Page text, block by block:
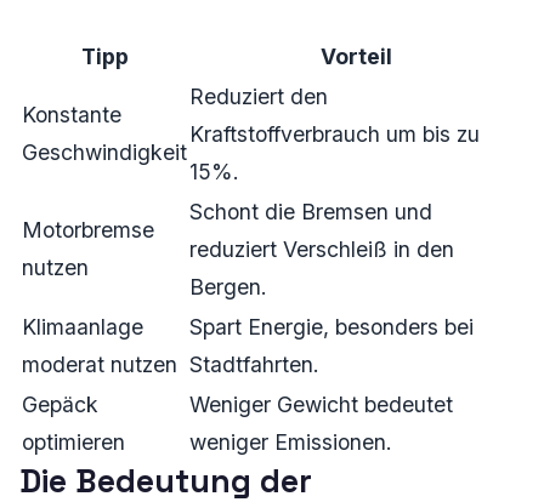
Tipp Vorteil
Konstante
Geschwindigkeit
Reduziert den
Kraftstoffverbrauch um bis zu
15%.
Motorbremse
nutzen
Schont die Bremsen und
reduziert Verschleiß in den
Bergen.
Klimaanlage
moderat nutzen
Spart Energie, besonders bei
Stadtfahrten.
Gepäck
optimieren
Weniger Gewicht bedeutet
weniger Emissionen.
Die Bedeutung der